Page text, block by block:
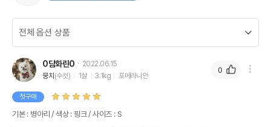
0담화린0
2022.06.15
뭉치 (수컷) 1살 3.1kg 포메라니안
첫구매
기본 : 병아리 / 색상 : 핑크 / 사이즈 : S
0